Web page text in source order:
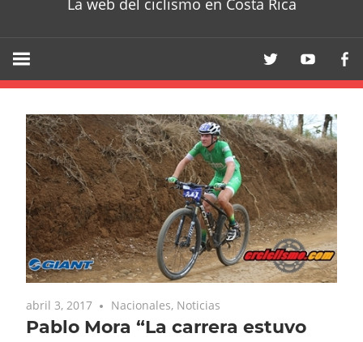
La web del ciclismo en Costa Rica
abril 3, 2017 Nacionales, Noticias
Pablo Mora “La carrera estuvo